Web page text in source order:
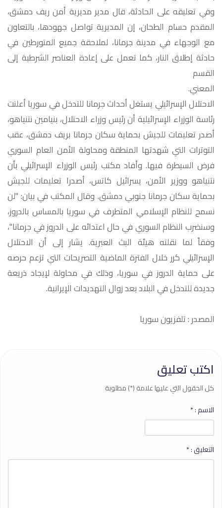
وفي تعليقه على الحادثة، قال مدير مديرية أمن ريف دمشق،
المقدم حسام الطحان، إن المديرية تواصل جهودها، بالتعاون
مع الوجهاء في مدينة جرمانا، لملاحقة جميع المتورطين في
حادثة إطلاق النار، كما تعمل على إعادة العناصر الشرطية إلى
القسم
الاحتلال الإسرائيلي يستغل أحداث جرمانا للتدخل في سوريا أعلنت
رئاسة الوزراء الإسرائيلية أن رئيس وزراء الاحتلال، بنيامين نتنياهو،
أصدر تعليمات للجيش بحماية سكان جرمانا بريف دمشق، عقب
التوترات التي شهدتها المنطقة ومحاولة الأمن العام السوري
فرض السيطرة فيها. وأفاد مكتب رئيس الوزراء الإسرائيلي بأن
نتنياهو ووزير الأمن، يسرائيل كاتس، أصدرا تعليمات للجيش
بحماية سكان جرمانا جنوبي دمشق. وقال المكتب في بيان: "لن
نسمح للنظام الإسلامي المتطرف في سوريا بالمساس بالدروز،
وسنضرب النظام السوري في حال اعتدائه على الدروز في جرمانا"،
وفقاً لما نقلته هيئة البث العبرية. يشار إلى أن الاحتلال
الإسرائيلي كرر خلال الفترة الماضية التصريحات التي تزعم حرصه
على حماية الدروز في سوريا، وذلك في محاولة لإيجاد ذريعة
جديدة للتدخل في البلاد بعد زوال التهديدات الإيرانية.
المصدر : تلفزيون سوريا
اكتب تعليق
كل الحقول التي عليها علامة (*) مطلوبة
الاسم :*
التعليق :*